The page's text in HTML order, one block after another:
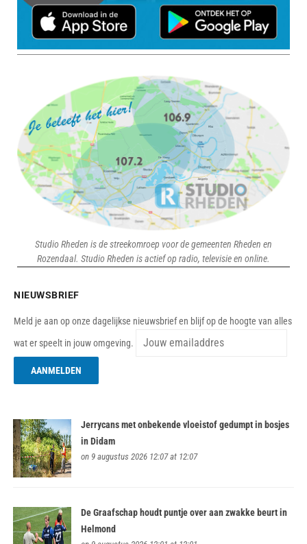
Studio Rheden is de streekomroep voor de gemeenten Rheden en
Rozendaal. Studio Rheden is actief op radio, televisie en online.
NIEUWSBRIEF
Meld je aan op onze dagelijkse nieuwsbrief en blijf op de hoogte van alles
wat er speelt in jouw omgeving.
Jerrycans met onbekende vloeistof gedumpt in bosjes
in Didam
on 9 augustus 2026 12:07 at 12:07
De Graafschap houdt puntje over aan zwakke beurt in
Helmond